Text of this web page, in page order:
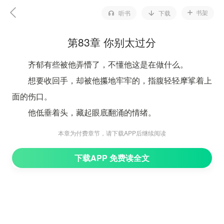
听书 下载 书架
第83章 你别太过分
齐郁有些被他弄懵了，不懂他这是在做什么。
想要收回手，却被他攥地牢牢的，指腹轻轻摩挲着上
面的伤口。
他低垂着头，藏起眼底翻涌的情绪。
她永远都不会知道，在得知商场出事故的那一瞬间，
那个被男友砍伤的女孩，听说在送去医院的路上就不
本章为付费章节，请下载APP后继续阅读
下载APP 免费读全文